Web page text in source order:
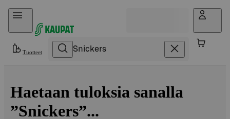
Hyppää sisältöön
Tuotteet
Haetaan tuloksia sanalla
”Snickers”...